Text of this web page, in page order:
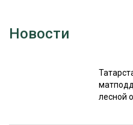
Новости
лесной